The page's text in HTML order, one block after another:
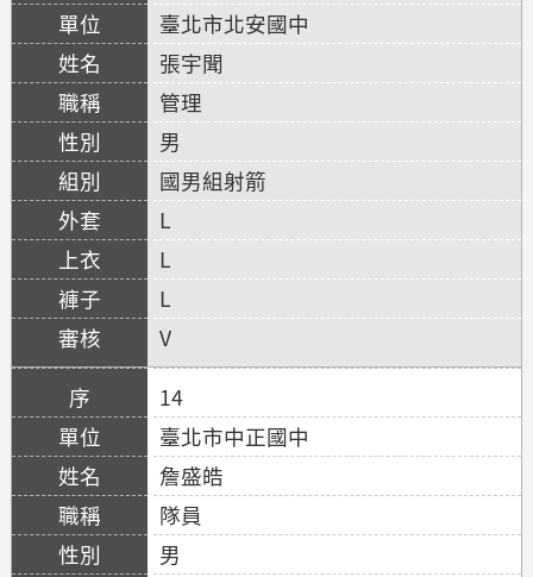
臺北市北安國中
張宇聞
管理
男
國男組射箭
L
L
L
V
14
臺北市中正國中
詹盛皓
隊員
男